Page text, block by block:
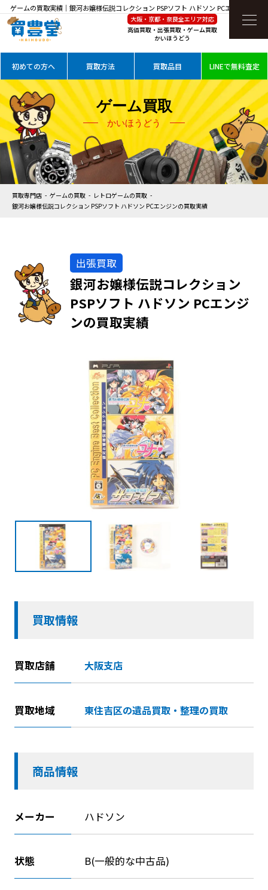
ゲームの買取実績｜銀河お嬢様伝説コレクション PSPソフト ハドソン PCエンジンを高
価買取
大阪・京都・奈良全エリア対応
高価買取・出張買取・ゲーム買取
かいほうどう
初めての方へ 買取方法 買取品目 LINEで無料査定
ゲーム買取
かいほうどう
買取専門店 ゲームの買取
レトロゲームの買取
銀河お嬢様伝説コレクション PSPソフト ハドソン PCエンジンの買取実績
出張買取
銀河お嬢様伝説コレクション
PSPソフト ハドソン PCエンジ
ンの買取実績
買取情報
買取店舗 大阪支店
買取地域 東住吉区の遺品買取・整理の買取
商品情報
メーカー ハドソン
状態 B(一般的な中古品)